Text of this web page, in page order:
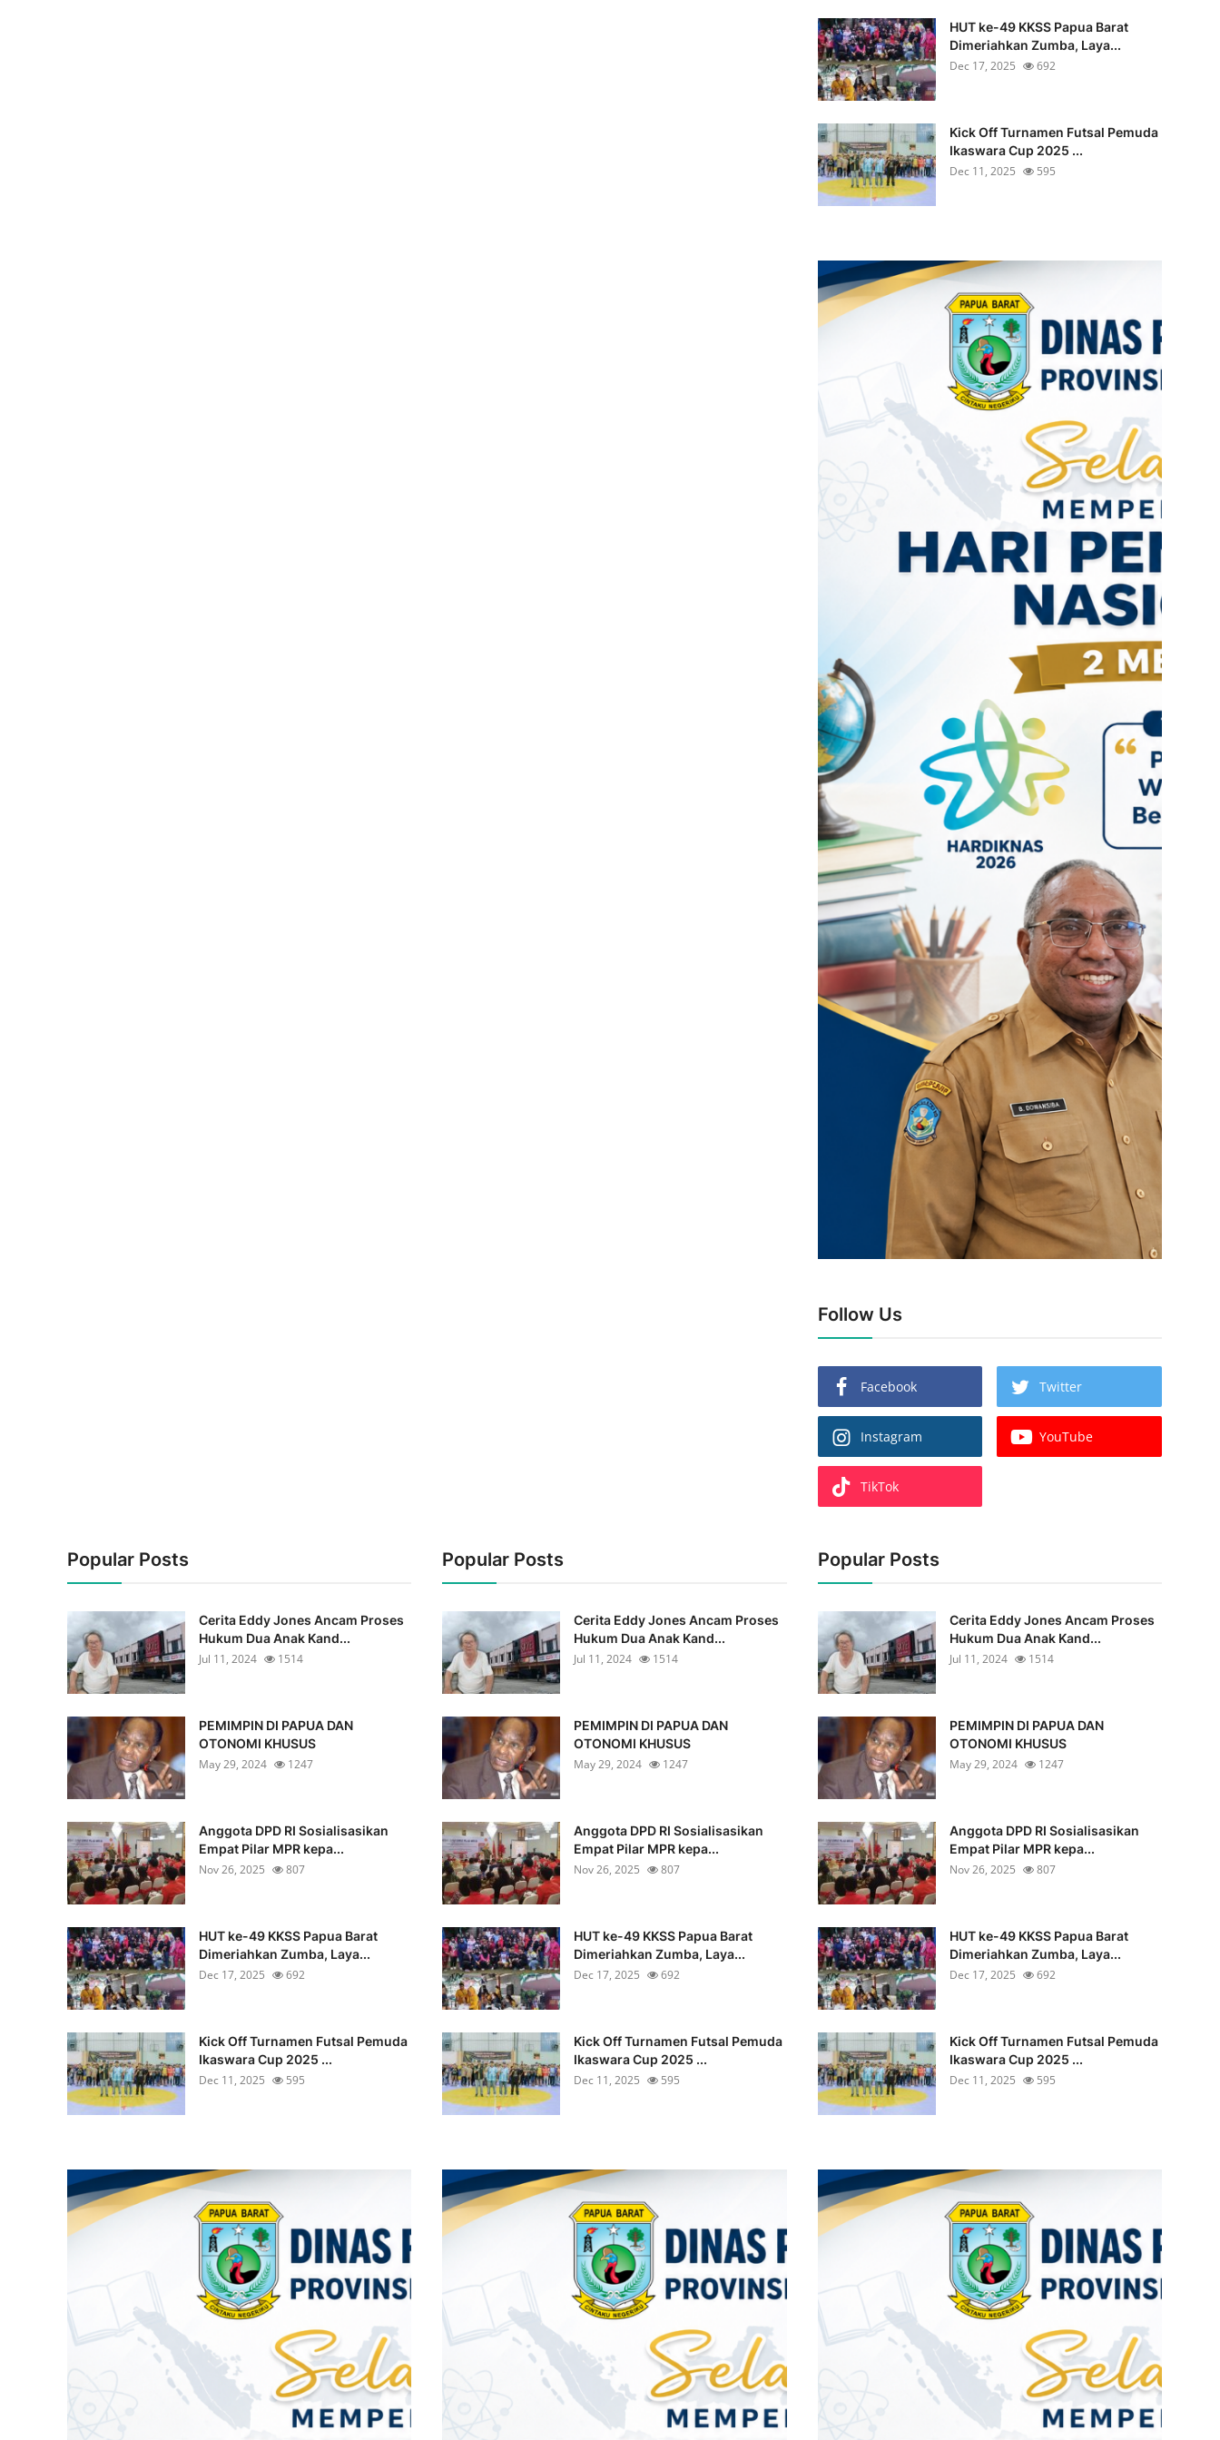
HUT ke-49 KKSS Papua Barat
Dimeriahkan Zumba, Laya...
Dec 17, 2025
692
Kick Off Turnamen Futsal Pemuda
Ikaswara Cup 2025 ...
Dec 11, 2025
595
Follow Us
Facebook Twitter
Instagram YouTube
TikTok
Popular Posts
Cerita Eddy Jones Ancam Proses
Hukum Dua Anak Kand...
Jul 11, 2024
1514
PEMIMPIN DI PAPUA DAN
OTONOMI KHUSUS
May 29, 2024
1247
Anggota DPD RI Sosialisasikan
Empat Pilar MPR kepa...
Nov 26, 2025
807
HUT ke-49 KKSS Papua Barat
Dimeriahkan Zumba, Laya...
Dec 17, 2025
692
Kick Off Turnamen Futsal Pemuda
Ikaswara Cup 2025 ...
Dec 11, 2025
595
Popular Posts
Cerita Eddy Jones Ancam Proses
Hukum Dua Anak Kand...
Jul 11, 2024
1514
PEMIMPIN DI PAPUA DAN
OTONOMI KHUSUS
May 29, 2024
1247
Anggota DPD RI Sosialisasikan
Empat Pilar MPR kepa...
Nov 26, 2025
807
HUT ke-49 KKSS Papua Barat
Dimeriahkan Zumba, Laya...
Dec 17, 2025
692
Kick Off Turnamen Futsal Pemuda
Ikaswara Cup 2025 ...
Dec 11, 2025
595
Popular Posts
Cerita Eddy Jones Ancam Proses
Hukum Dua Anak Kand...
Jul 11, 2024
1514
PEMIMPIN DI PAPUA DAN
OTONOMI KHUSUS
May 29, 2024
1247
Anggota DPD RI Sosialisasikan
Empat Pilar MPR kepa...
Nov 26, 2025
807
HUT ke-49 KKSS Papua Barat
Dimeriahkan Zumba, Laya...
Dec 17, 2025
692
Kick Off Turnamen Futsal Pemuda
Ikaswara Cup 2025 ...
Dec 11, 2025
595